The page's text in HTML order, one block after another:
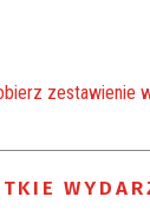
zestawienie